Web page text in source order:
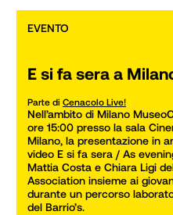
EVENTO
E si fa sera a
Parte di Cenacolo Live!
Nell’ambito di Milano
ore 15:00 presso la sala
Milano, la presentazione in
video E si fa sera / As
Mattia Costa e Chiara Ligi
Association insieme ai
durante un percorso
del Barrio’s.